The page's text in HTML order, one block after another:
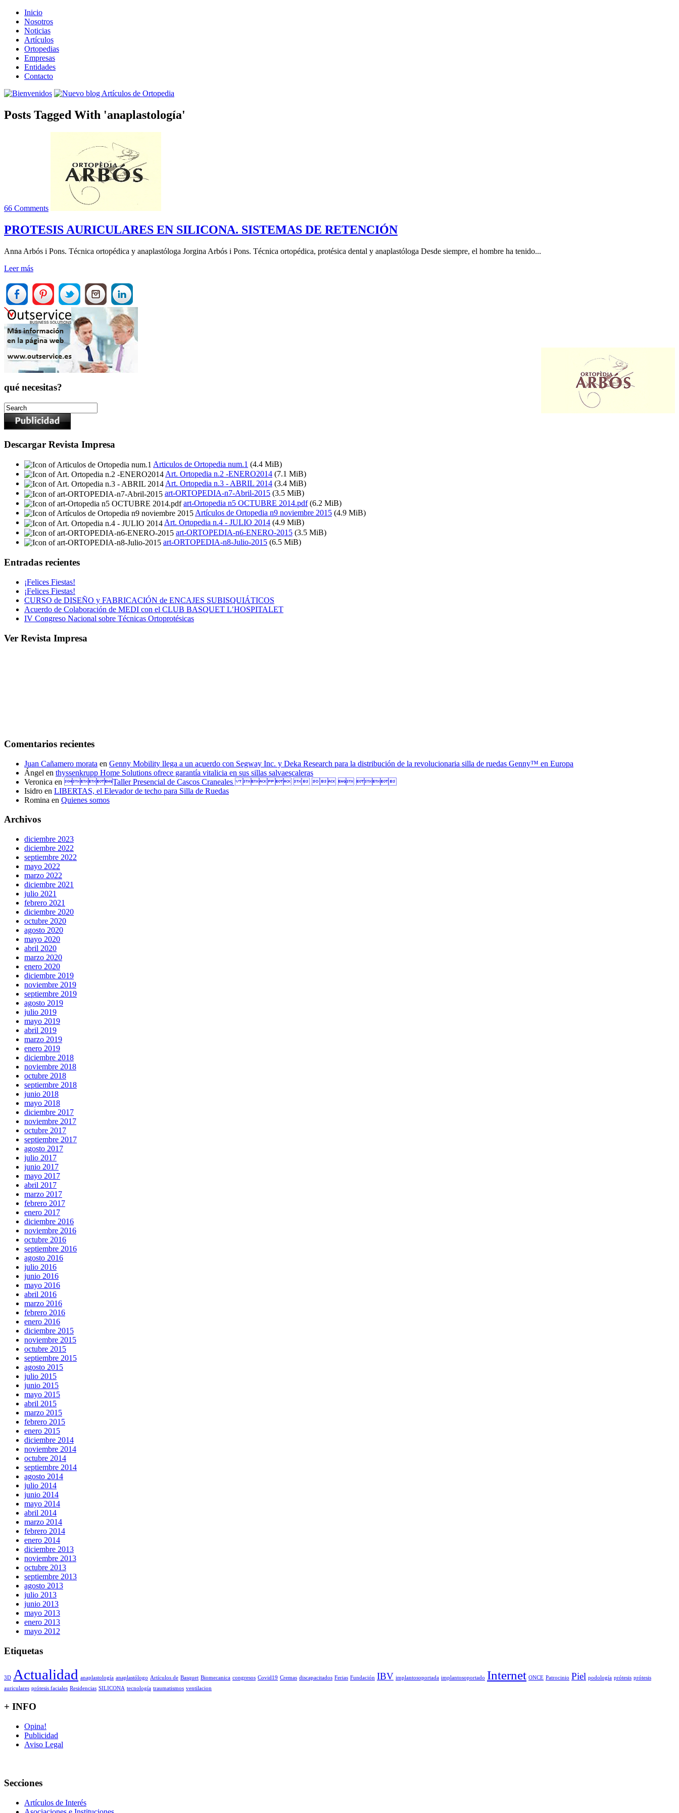
Inicio
Nosotros
Noticias
Artículos
Ortopedias
Empresas
Entidades
Contacto
Posts Tagged With 'anaplastología'
66 Comments
PROTESIS AURICULARES EN SILICONA. SISTEMAS DE RETENCIÓN
Anna Arbós i Pons. Técnica ortopédica y anaplastóloga Jorgina Arbós i Pons. Técnica ortopédica, protésica dental y anaplastóloga Desde siempre, el hombre ha tenido...
Leer más
qué necesitas?
Descargar Revista Impresa
Articulos de Ortopedia num.1 (4.4 MiB)
Art. Ortopedia n.2 -ENERO2014 (7.1 MiB)
Art. Ortopedia n.3 - ABRIL 2014 (3.4 MiB)
art-ORTOPEDIA-n7-Abril-2015 (3.5 MiB)
art-Ortopedia n5 OCTUBRE 2014.pdf(6.2 MiB)
Artículos de Ortopedia n9 noviembre 2015 (4.9 MiB)
Art. Ortopedia n.4 - JULIO 2014 (4.9 MiB)
art-ORTOPEDIA-n6-ENERO-2015 (3.5 MiB)
art-ORTOPEDIA-n8-Julio-2015 (6.5 MiB)
Entradas recientes
¡Felices Fiestas!
¡Felices Fiestas!
CURSO de DISEÑO y FABRICACIÓN de ENCAJES SUBISQUIÁTICOS
Acuerdo de Colaboración de MEDI con el CLUB BASQUET L’HOSPITALET
IV Congreso Nacional sobre Técnicas Ortoprotésicas
Ver Revista Impresa
Comentarios recientes
Juan Cañamero morata en Genny Mobility llega a un acuerdo con Segway Inc. y Deka Research para la distribución de la revolucionaria silla de ruedas Genny™ en Europa
Ángel en thyssenkrupp Home Solutions ofrece garantía vitalicia en sus sillas salvaescaleras
Veronica en Taller Presencial de Cascos Craneales      
Isidro en LIBERTAS, el Elevador de techo para Silla de Ruedas
Romina en Quienes somos
Archivos
diciembre 2023
diciembre 2022
septiembre 2022
mayo 2022
marzo 2022
diciembre 2021
julio 2021
febrero 2021
diciembre 2020
octubre 2020
agosto 2020
mayo 2020
abril 2020
marzo 2020
enero 2020
diciembre 2019
noviembre 2019
septiembre 2019
agosto 2019
julio 2019
mayo 2019
abril 2019
marzo 2019
enero 2019
diciembre 2018
noviembre 2018
octubre 2018
septiembre 2018
junio 2018
mayo 2018
diciembre 2017
noviembre 2017
octubre 2017
septiembre 2017
agosto 2017
julio 2017
junio 2017
mayo 2017
abril 2017
marzo 2017
febrero 2017
enero 2017
diciembre 2016
noviembre 2016
octubre 2016
septiembre 2016
agosto 2016
julio 2016
junio 2016
mayo 2016
abril 2016
marzo 2016
febrero 2016
enero 2016
diciembre 2015
noviembre 2015
octubre 2015
septiembre 2015
agosto 2015
julio 2015
junio 2015
mayo 2015
abril 2015
marzo 2015
febrero 2015
enero 2015
diciembre 2014
noviembre 2014
octubre 2014
septiembre 2014
agosto 2014
julio 2014
junio 2014
mayo 2014
abril 2014
marzo 2014
febrero 2014
enero 2014
diciembre 2013
noviembre 2013
octubre 2013
septiembre 2013
agosto 2013
julio 2013
junio 2013
mayo 2013
enero 2013
mayo 2012
Etiquetas
3D Actualidad anaplastología anaplastólogo Artículos de Basquet Biomecanica congresos Covid19 Cremas discapacitados Ferias Fundación IBV implantosoportada implantosoportado Internet ONCE Patrocinio Piel podología prótesis prótesis
auriculares prótesis faciales Residencias SILICONA tecnología traumatismos ventilacion
+ INFO
Opina!
Publicidad
Aviso Legal
Secciones
Artículos de Interés